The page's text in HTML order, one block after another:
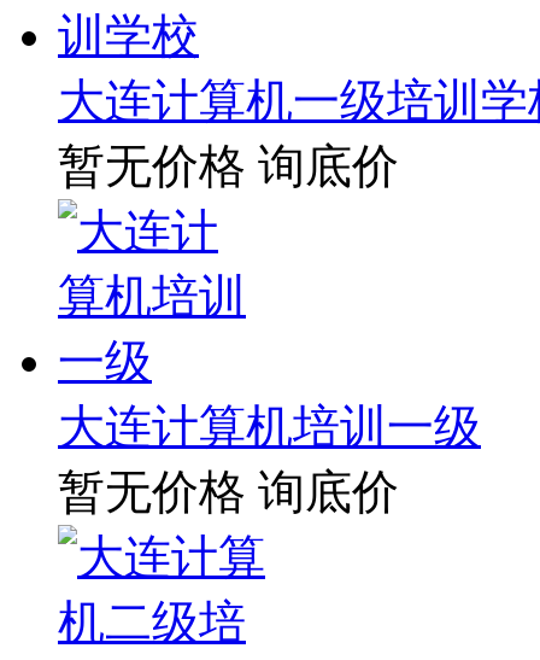
大连计算机一级培训学
暂无价格 询底价
大连计算机培训一级
暂无价格 询底价